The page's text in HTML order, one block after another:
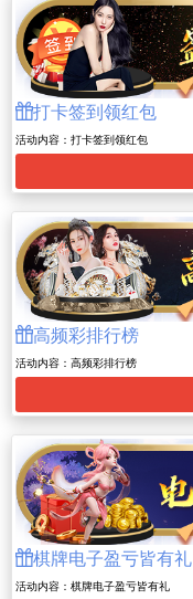
打卡签到领红包
活动内容：打卡签到领红包
高频彩排行榜
活动内容：高频彩排行榜
棋牌电子盈亏皆有礼
活动内容：棋牌电子盈亏皆有礼